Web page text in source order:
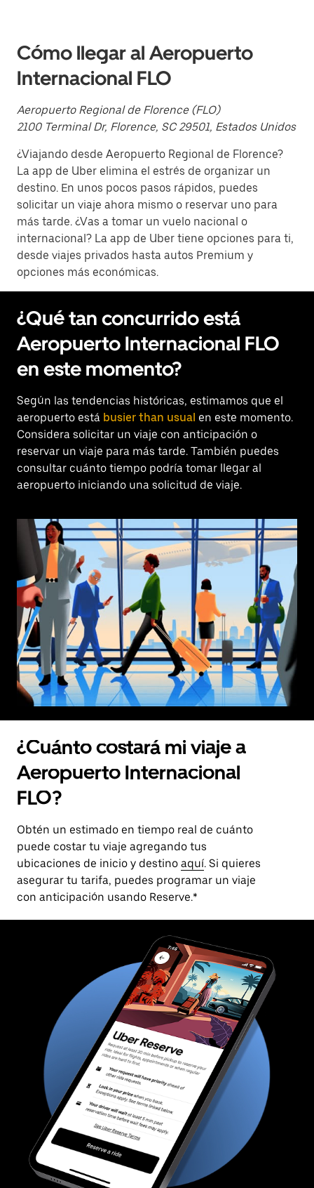
el
calendario.
Cómo llegar al Aeropuerto
Internacional FLO
Aeropuerto Regional de Florence (FLO)
2100 Terminal Dr, Florence, SC 29501, Estados Unidos
¿Viajando desde Aeropuerto Regional de Florence?
La app de Uber elimina el estrés de organizar un
destino. En unos pocos pasos rápidos, puedes
solicitar un viaje ahora mismo o reservar uno para
más tarde. ¿Vas a tomar un vuelo nacional o
internacional? La app de Uber tiene opciones para ti,
desde viajes privados hasta autos Premium y
opciones más económicas.
¿Qué tan concurrido está
Aeropuerto Internacional FLO
en este momento?
Según las tendencias históricas, estimamos que el
aeropuerto está busier than usual en este momento.
Considera solicitar un viaje con anticipación o
reservar un viaje para más tarde. También puedes
consultar cuánto tiempo podría tomar llegar al
aeropuerto iniciando una solicitud de viaje.
¿Cuánto costará mi viaje a
Aeropuerto Internacional
FLO?
Obtén un estimado en tiempo real de cuánto
puede costar tu viaje agregando tus
ubicaciones de inicio y destino aquí. Si quieres
asegurar tu tarifa, puedes programar un viaje
con anticipación usando Reserve.*